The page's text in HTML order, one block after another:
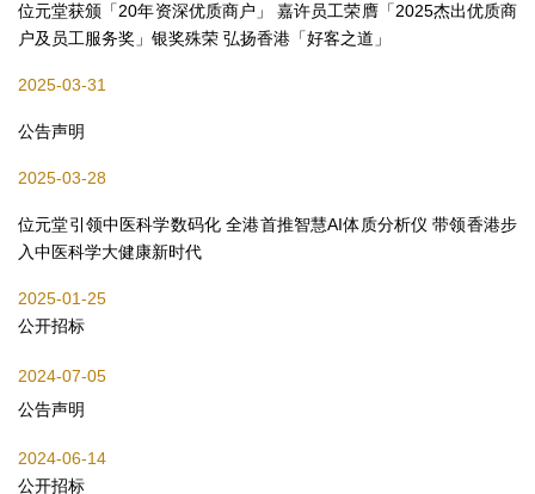
位元堂获颁「20年资深优质商户」 嘉许员工荣膺「2025杰出优质商
户及员工服务奖」银奖殊荣 弘扬香港「好客之道」
2025-03-31
公告声明
2025-03-28
位元堂引领中医科学数码化 全港首推智慧AI体质分析仪 带领香港步
入中医科学大健康新时代
2025-01-25
公开招标
2024-07-05
公告声明
2024-06-14
公开招标